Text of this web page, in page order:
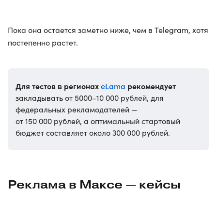
Пока она остается заметно ниже, чем в Telegram, хотя
постепенно растет.
Для тестов в регионахeLama рекомендует
закладывать от 5000–10 000 рублей, для
федеральных рекламодателей —
от 150 000 рублей, а оптимальный стартовый
бюджет составляет около 300 000 рублей.
Реклама в Максе — кейсы